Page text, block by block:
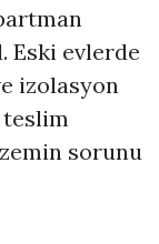
Eski evlerde
izolasyon
teslim
sorunu